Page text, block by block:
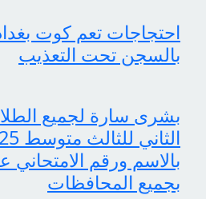
احتجاجات تعم كوت
بالسجن تحت التعذيب
بشرى سارة لجميع
بالاسم ورقم الامتحاني
بجميع المحافظات